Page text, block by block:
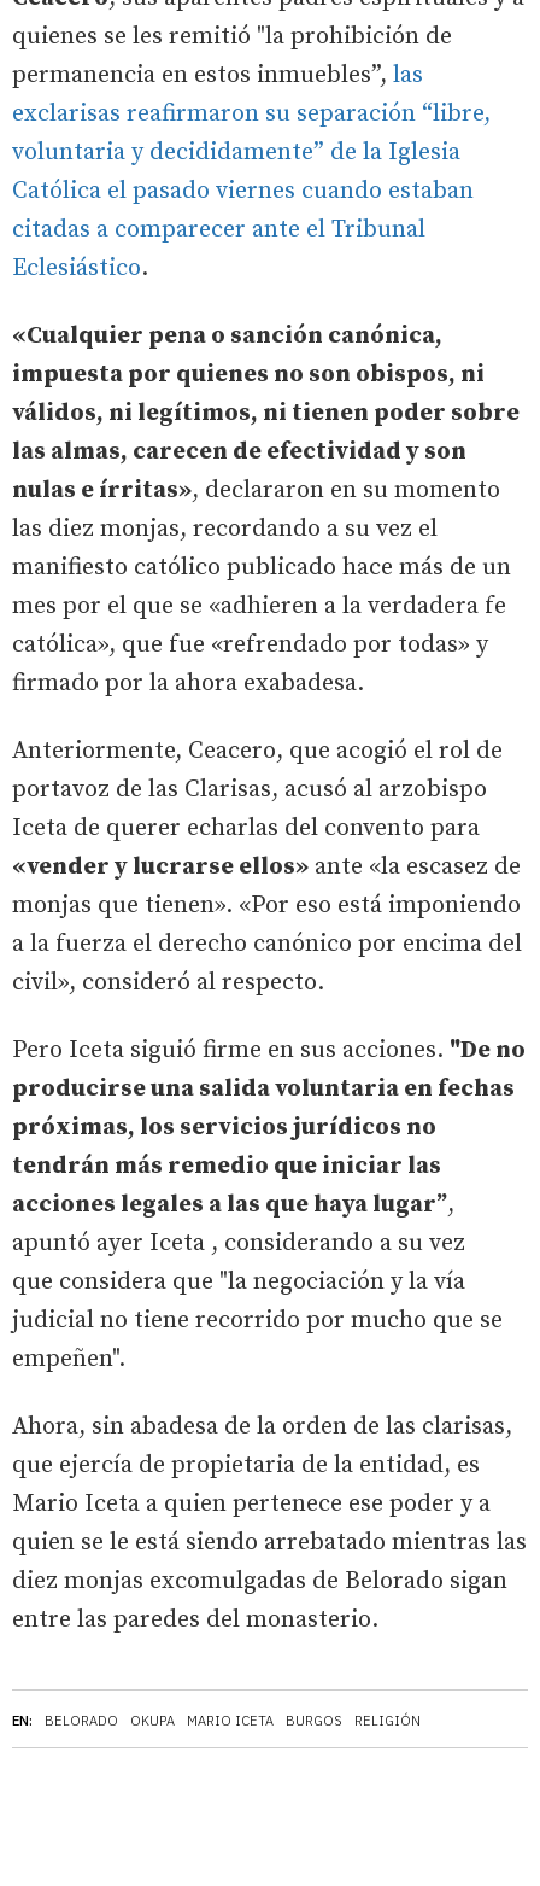
EN: BELORADO OKUPA MARIO ICETA BURGOS RELIGIÓN
quienes se les remitió "la prohibición de
permanencia en estos inmuebles”, las
exclarisas reafirmaron su separación “libre,
voluntaria y decididamente” de la Iglesia
Católica el pasado viernes cuando estaban
citadas a comparecer ante el Tribunal
Eclesiástico.
«Cualquier pena o sanción canónica,
impuesta por quienes no son obispos, ni
válidos, ni legítimos, ni tienen poder sobre
las almas, carecen de efectividad y son
nulas e írritas», declararon en su momento
las diez monjas, recordando a su vez el
manifiesto católico publicado hace más de un
mes por el que se «adhieren a la verdadera fe
católica», que fue «refrendado por todas» y
firmado por la ahora exabadesa.
Anteriormente, Ceacero, que acogió el rol de
portavoz de las Clarisas, acusó al arzobispo
Iceta de querer echarlas del convento para
«vender y lucrarse ellos» ante «la escasez de
monjas que tienen». «Por eso está imponiendo
a la fuerza el derecho canónico por encima del
civil», consideró al respecto.
Pero Iceta siguió firme en sus acciones. "De no
producirse una salida voluntaria en fechas
próximas, los servicios jurídicos no
tendrán más remedio que iniciar las
acciones legales a las que haya lugar”,
apuntó ayer Iceta , considerando a su vez
que considera que "la negociación y la vía
judicial no tiene recorrido por mucho que se
empeñen".
Ahora, sin abadesa de la orden de las clarisas,
que ejercía de propietaria de la entidad, es
Mario Iceta a quien pertenece ese poder y a
quien se le está siendo arrebatado mientras las
diez monjas excomulgadas de Belorado sigan
entre las paredes del monasterio.